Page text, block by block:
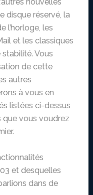
disque réservé, la
l’horloge, les
et les classiques
Vous
de cette
autres
à vous en
listées ci-dessus
vous voudrez
et desquelles
dans de